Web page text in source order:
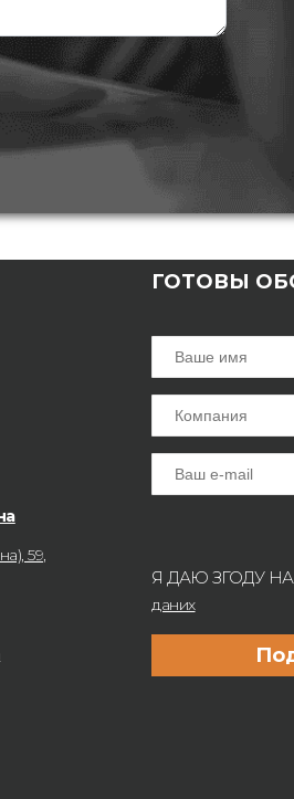
59,
ГОТОВЫ
Я ДАЮ ЗГОДУ НА
даних